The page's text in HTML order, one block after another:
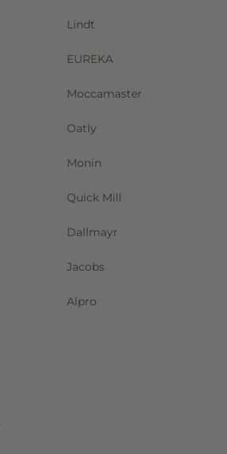
Lindt
EUREKA
Moccamaster
Oatly
Monin
Quick Mill
Dallmayr
Jacobs
Alpro